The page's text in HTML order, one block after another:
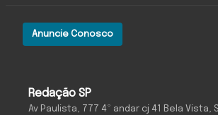
Redação SP
Av Paulista, 777 4º andar cj 41 Bela Vista,
Anuncie Conosco